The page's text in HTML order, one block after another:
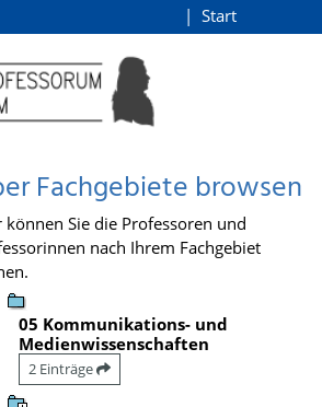
Start
Fachgebiete browsen
können Sie die Professoren und
nach Ihrem Fachgebiet
05 Kommunikations- und
Medienwissenschaften
2 Einträge